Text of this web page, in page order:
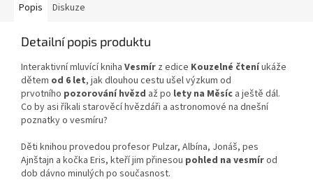
Popis Diskuze
Detailní popis produktu
Interaktivní mluvící kniha Vesmír z edice Kouzelné čteníukáže
dětem od 6 let, jak dlouhou cestu ušel výzkum od
prvotního pozorování hvězd až po lety na Měsíc a ještě dál.
Co by asi říkali starověcí hvězdáři a astronomové na dnešní
poznatky o vesmíru?
Děti knihou provedou profesor Pulzar, Albína, Jonáš, pes
Ajnštajn a kočka Eris, kteří jim přinesou pohled na vesmírod
dob dávno minulých po současnost.